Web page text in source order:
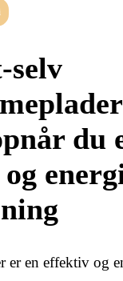
selv
du
er en effektiv og